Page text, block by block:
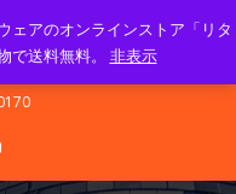
- 23.00
ェアのオンラインストア「リタ
で送料無料。 非表示